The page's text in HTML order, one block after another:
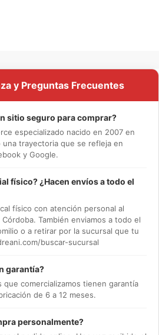
y Preguntas Frecuentes
sitio seguro para comprar?
especializado nacido en 2007 en
trayectoria que se refleja en
y Google.
físico? ¿Hacen envíos a todo el
físico con atención personal al
También enviamos a todo el
o a retirar por la sucursal que tu
buscar-sucursal
garantía?
comercializamos tienen garantía
de 6 a 12 meses.
personalmente?